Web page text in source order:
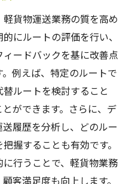
貨物運送業務の質を高め
にルートの評価を行い、
ードバックを基に改善点
例えば、特定のルートで
ルートを検討すること
ができます。さらに、デ
履歴を分析し、どのルー
握することも有効です。
行うことで、軽貨物業務
客満足度も向上します。